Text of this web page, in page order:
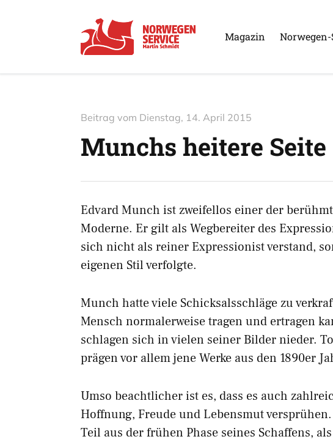
Magazin Norwegen-
Beitrag vom Dienstag, 14. April 2015
Munchs heitere Seite
Edvard Munch ist zweifellos einer der
Moderne. Er gilt als Wegbereiter des
sich nicht als reiner Expressionist verstand,
eigenen Stil verfolgte.
Munch hatte viele Schicksalsschläge zu
Mensch normalerweise tragen und ertragen
schlagen sich in vielen seiner Bilder nieder.
prägen vor allem jene Werke aus den 1890er
Umso beachtlicher ist es, dass es auch
Hoffnung, Freude und Lebensmut
Teil aus der frühen Phase seines Schaffens,